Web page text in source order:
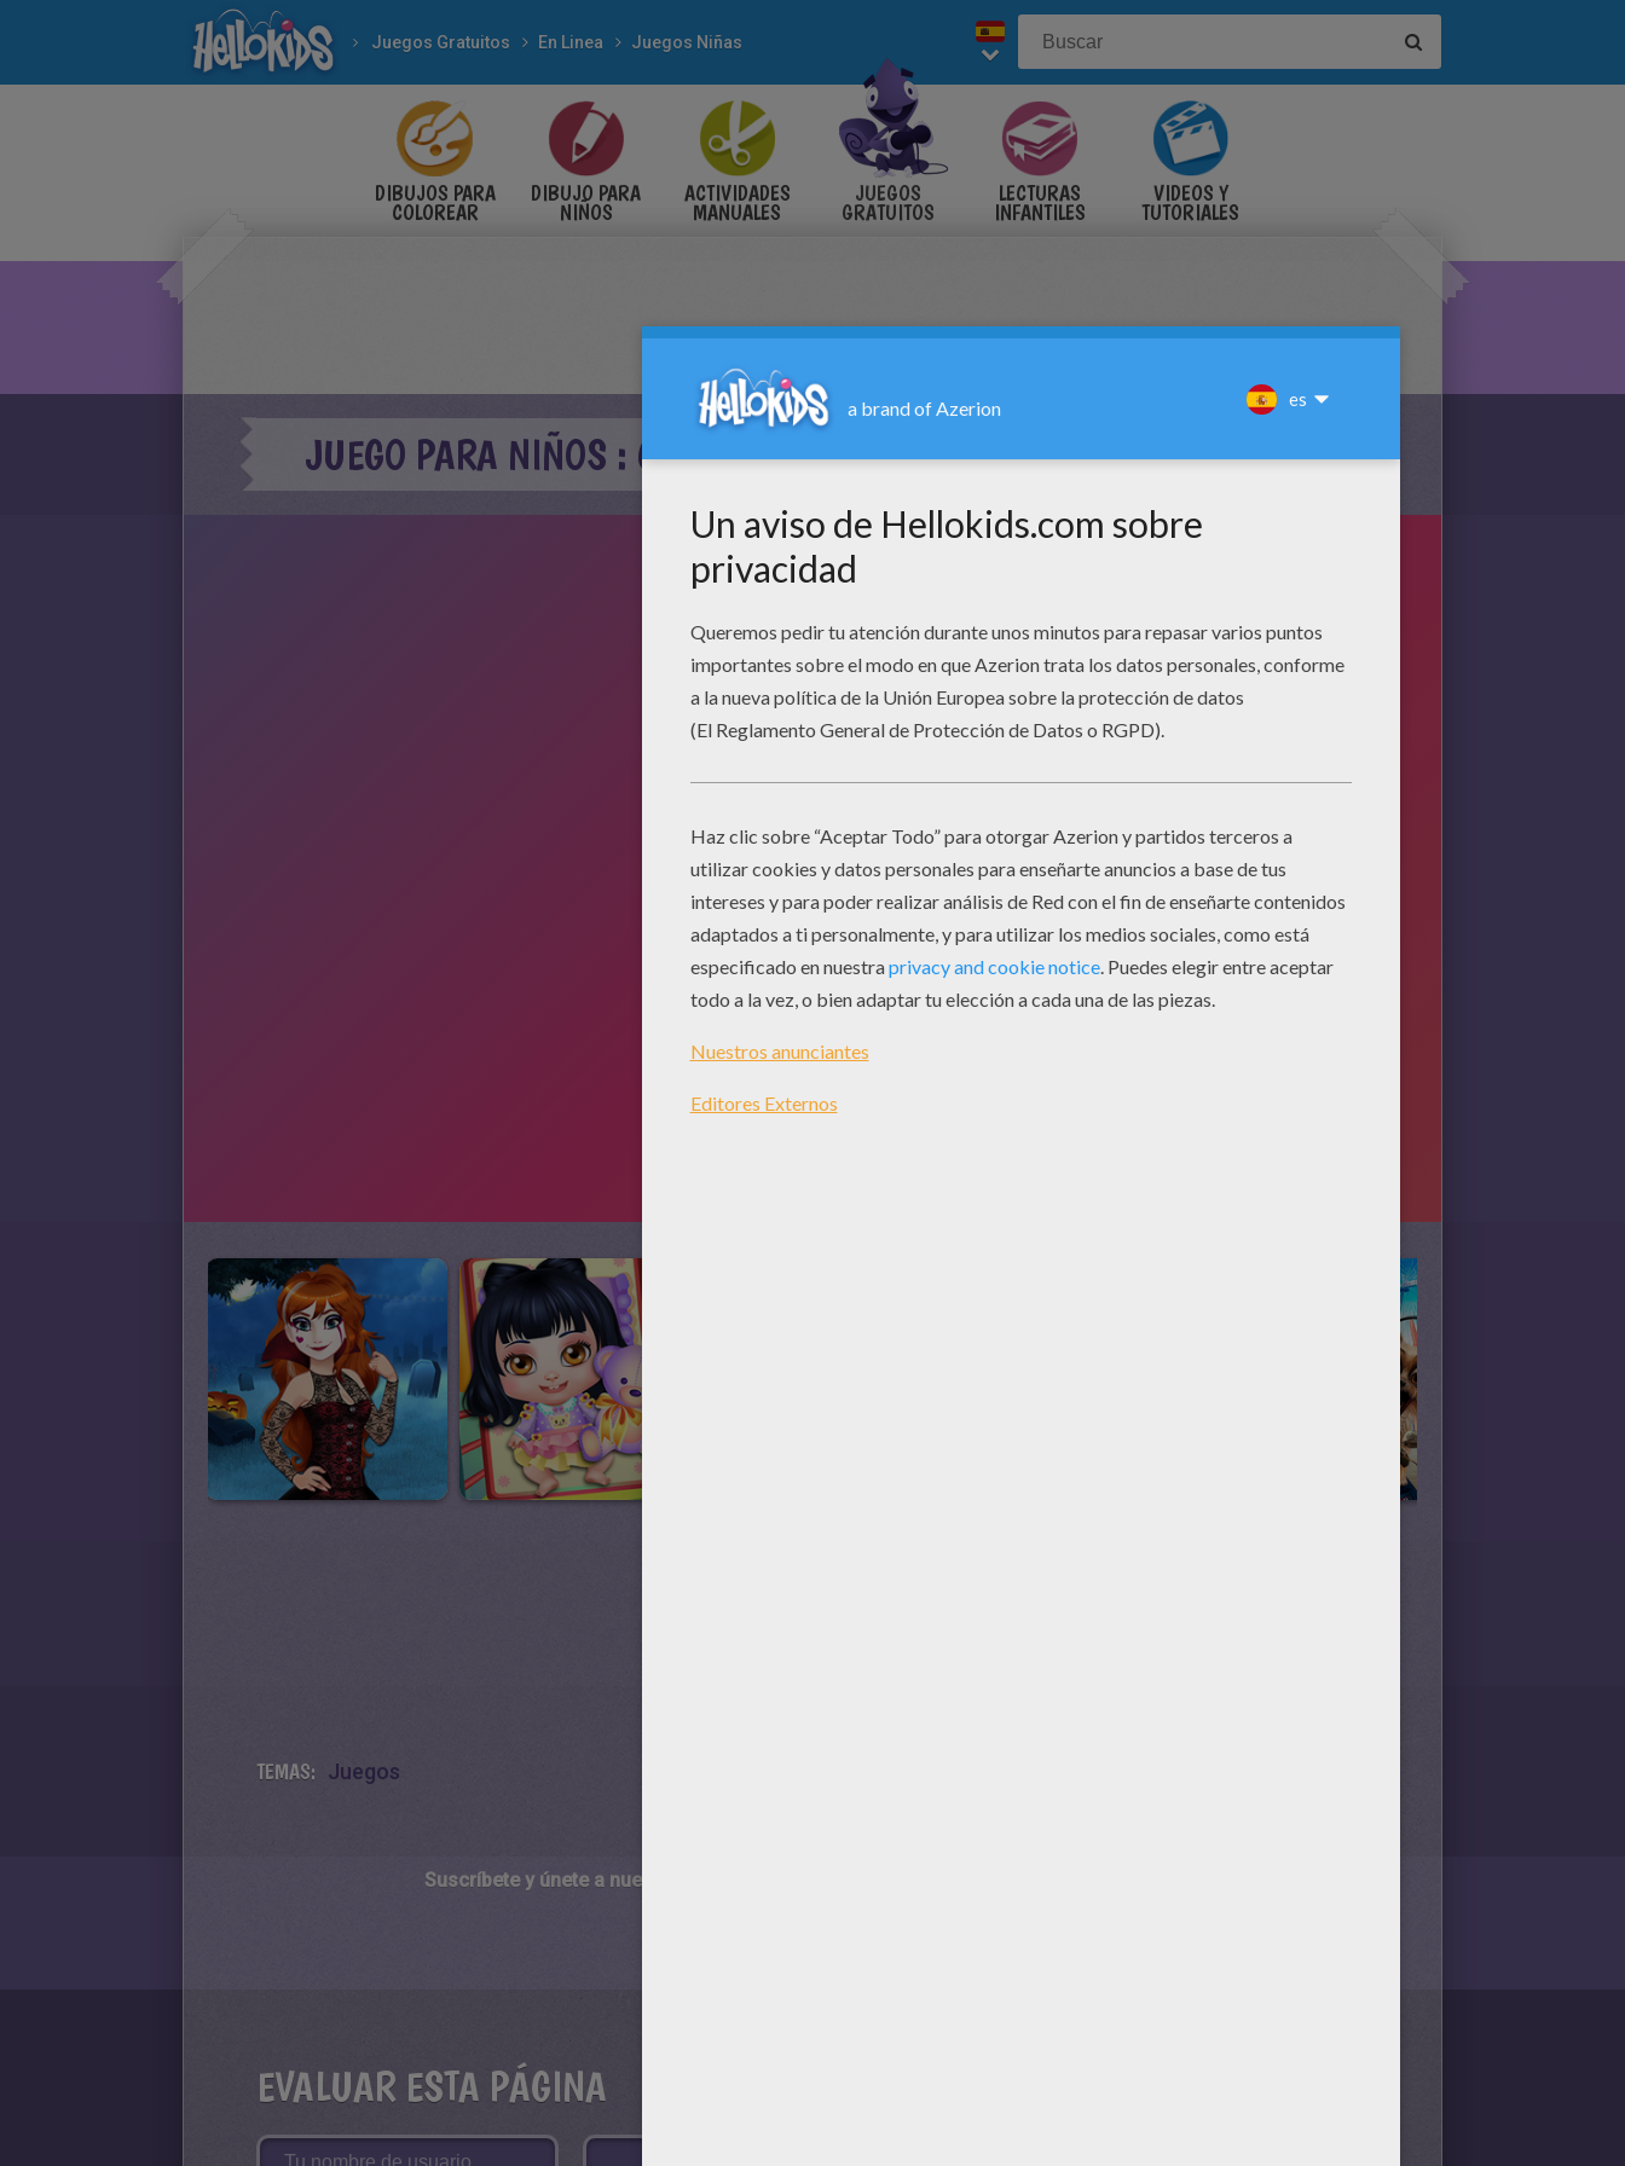
Juegos Gratuitos En Linea Juegos Niñas
DIBUJOS PARA
COLOREAR
DIBUJO PARA
NIÑOS
ACTIVIDADES
MANUALES
JUEGOS
GRATUITOS
LECTURAS
INFANTILES
VIDEOS Y
TUTORIALES
JUEGO PARA NIÑOS : CARLEY FUN TATTOO
TEMAS: Juegos
Suscríbete y únete a nuestro canal de vídeos para niños en Youtube:
EVALUAR ESTA PÁGINA